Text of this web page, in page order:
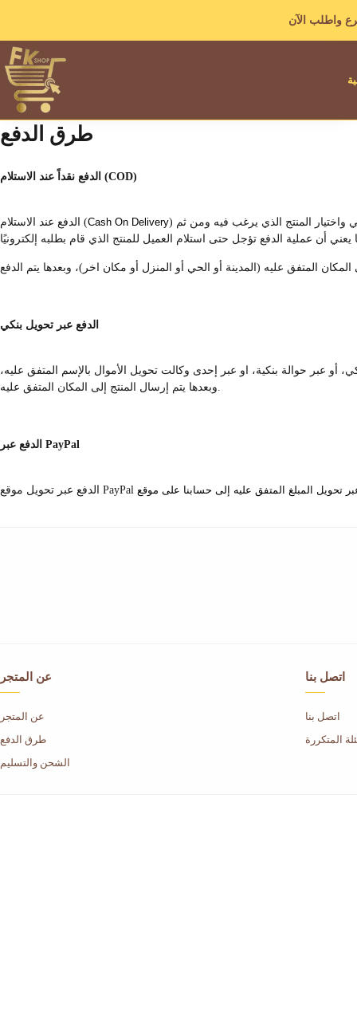
واطلب الآن
طرق الدفع
الدفع نقداً عند الاستلام (COD)
الدفع عند الاستلام (Cash On Delivery) هي إحدى طرق الدفع المتاحة على متجرنا، والدفع عند الاستلام يعني أن المتسوق يمكنه التسوق عبر متجرنا إلكتروني واختيار المنتج الذي يرغب فيه ومن ثم
الدفع عبر تحويل بنكي
أو عبر حوالة بنكية، او عبر إحدى وكالت تحويل الأموال بالإسم المتفق عليه،
وبعدها يتم إرسال المنتج إلى المكان المتفق عليه.
الدفع عبر PayPal
عن المتجر
عن المتجر
طرق الدفع
الشحن والتسليم
اتصل بنا
اتصل بنا
المتكررة